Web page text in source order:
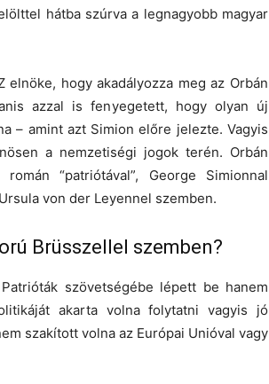
hátba szúrva a legnagyobb magyar
hogy akadályozza meg az Orbán
azzal is fenyegetett, hogy olyan új
– amint azt Simion előre jelezte. Vagyis
a nemzetiségi jogok terén. Orbán
“patriótával”, George Simionnal
von der Leyennel szemben.
Brüsszellel szemben?
szövetségébe lépett be hanem
akarta volna folytatni vagyis jó
szakított volna az Európai Unióval vagy